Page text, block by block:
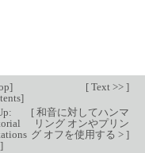
]
]
[Text >> ]
]
[和音に対してハンマ
リング オンやプリン
グ オフを使用する > ]